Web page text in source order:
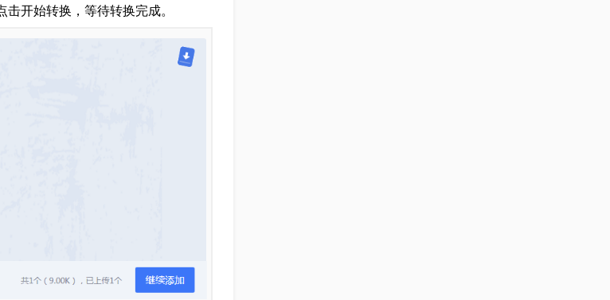
开始转换，等待转换完成。